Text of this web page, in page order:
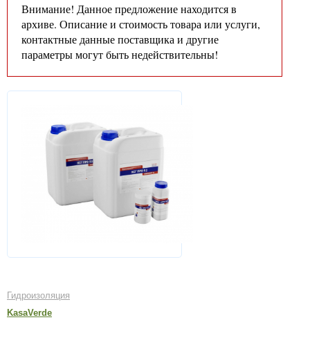
Внимание! Данное предложение находится в
архиве. Описание и стоимость товара или услуги,
контактные данные поставщика и другие
параметры могут быть недействительны!
Гидроизоляция
KasaVerde